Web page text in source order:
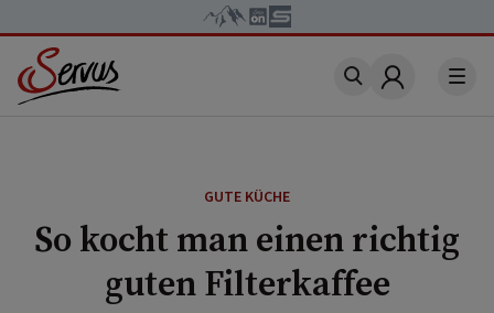
Account
GUTE KÜCHE
So kocht man einen richtig
guten Filterkaffee